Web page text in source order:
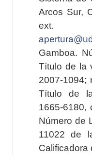
Arcos Sur,
ext.
Gamboa.
Título de la
2007-1094;
Título de
1665-6180,
Número de
11022 de
Calificadora